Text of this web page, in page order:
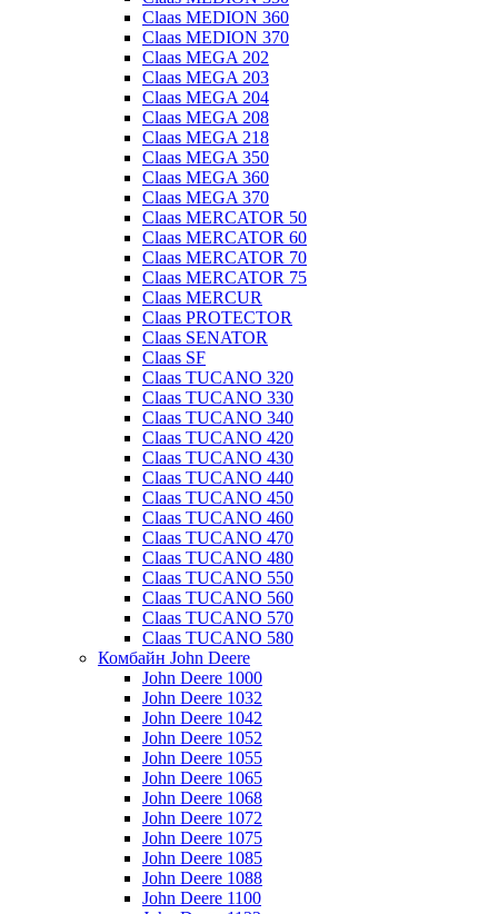
Claas MEDION 360
Claas MEDION 370
Claas MEGA 202
Claas MEGA 203
Claas MEGA 204
Claas MEGA 208
Claas MEGA 218
Claas MEGA 350
Claas MEGA 360
Claas MEGA 370
Claas MERCATOR 50
Claas MERCATOR 60
Claas MERCATOR 70
Claas MERCATOR 75
Claas MERCUR
Claas PROTECTOR
Claas SENATOR
Claas SF
Claas TUCANO 320
Claas TUCANO 330
Claas TUCANO 340
Claas TUCANO 420
Claas TUCANO 430
Claas TUCANO 440
Claas TUCANO 450
Claas TUCANO 460
Claas TUCANO 470
Claas TUCANO 480
Claas TUCANO 550
Claas TUCANO 560
Claas TUCANO 570
Claas TUCANO 580
Комбайн John Deere
John Deere 1000
John Deere 1032
John Deere 1042
John Deere 1052
John Deere 1055
John Deere 1065
John Deere 1068
John Deere 1072
John Deere 1075
John Deere 1085
John Deere 1088
John Deere 1100